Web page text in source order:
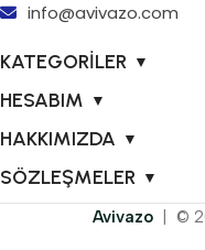
info@avivazo.com
KATEGORİLER ▼
HESABIM ▼
HAKKIMIZDA ▼
SÖZLEŞMELER ▼
Avivazo | ©